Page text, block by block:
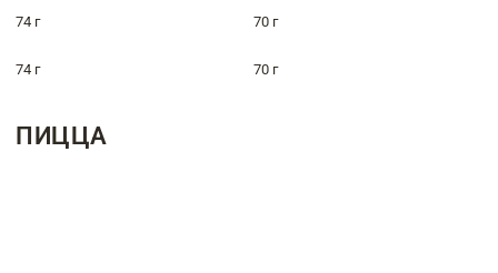
74 г 70 г
74 г 70 г
ПИЦЦА